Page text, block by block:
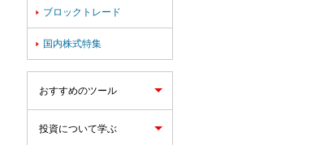
 ブロックトレード
 国内株式特集
おすすめのツール
投資について学ぶ